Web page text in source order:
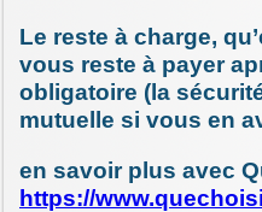
Le reste à charge,
vous reste à payer
obligatoire (la
mutuelle si vous en
en savoir plus avec
https://